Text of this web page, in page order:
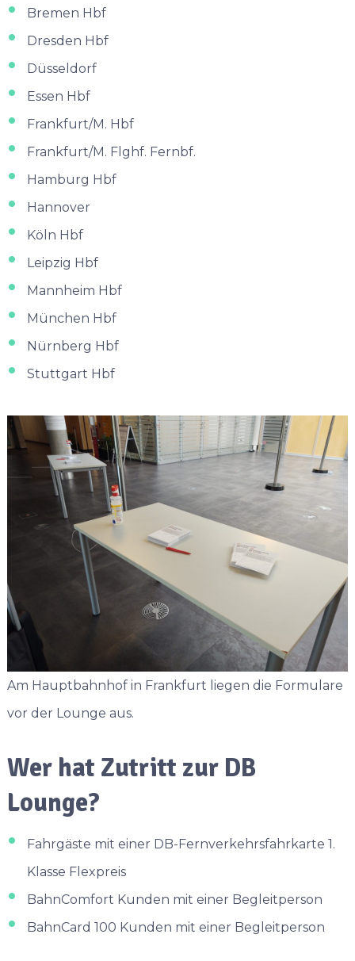
Bremen Hbf
Dresden Hbf
Düsseldorf
Essen Hbf
Frankfurt/M. Hbf
Frankfurt/M. Flghf. Fernbf.
Hamburg Hbf
Hannover
Köln Hbf
Leipzig Hbf
Mannheim Hbf
München Hbf
Nürnberg Hbf
Stuttgart Hbf
Am Hauptbahnhof in Frankfurt liegen die Formulare
vor der Lounge aus.
Wer hat Zutritt zur DB
Lounge?
Fahrgäste mit einer DB-Fernverkehrsfahrkarte 1.
Klasse Flexpreis
BahnComfort Kunden mit einer Begleitperson
BahnCard 100 Kunden mit einer Begleitperson